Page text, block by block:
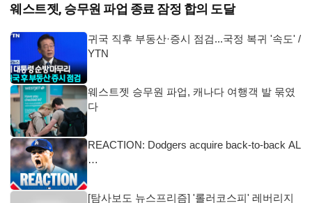
웨스트젯, 승무원 파업 종료 잠정 합의 도달
귀국 직후 부동산·증시 점검...국정 복귀 '속도' /
YTN
웨스트젯 승무원 파업, 캐나다 여행객 발 묶였
다
REACTION: Dodgers acquire back-to-back AL
…
[탐사보도 뉴스프리즘] '롤러코스피' 레버리지